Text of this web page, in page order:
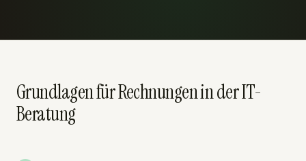
Grundlagen für Rechnungen in der IT-
Beratung